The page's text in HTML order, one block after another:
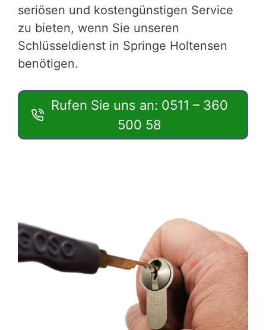
seriösen und kostengünstigen Service
zu bieten, wenn Sie unseren
Schlüsseldienst in Springe Holtensen
benötigen.
Rufen Sie uns an: 0511 – 360
500 58